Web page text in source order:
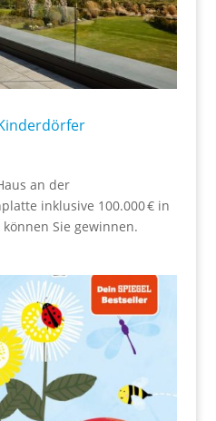
an der
inklusive 100.000 € in
Sie gewinnen.